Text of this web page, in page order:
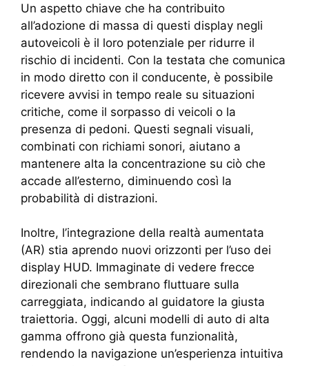
Un aspetto chiave che ha contribuito
all’adozione di massa di questi display negli
autoveicoli è il loro potenziale per ridurre il
rischio di incidenti. Con la testata che comunica
in modo diretto con il conducente, è possibile
ricevere avvisi in tempo reale su situazioni
critiche, come il sorpasso di veicoli o la
presenza di pedoni. Questi segnali visuali,
combinati con richiami sonori, aiutano a
mantenere alta la concentrazione su ciò che
accade all’esterno, diminuendo così la
probabilità di distrazioni.
Inoltre, l’integrazione della realtà aumentata
(AR) stia aprendo nuovi orizzonti per l’uso dei
display HUD. Immaginate di vedere frecce
direzionali che sembrano fluttuare sulla
carreggiata, indicando al guidatore la giusta
traiettoria. Oggi, alcuni modelli di auto di alta
gamma offrono già questa funzionalità,
rendendo la navigazione un’esperienza intuitiva